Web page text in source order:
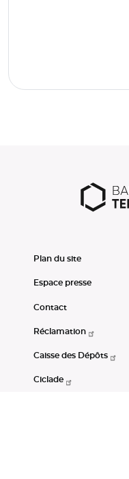
Plan du site
Espace presse
Contact
Réclamation
Caisse des Dépôts
Ciclade